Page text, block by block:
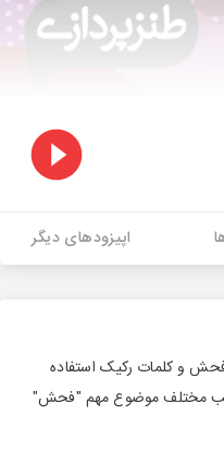
اپیزودهای دیگر
و کلمات رکیک استفاده
مختلف موضوع مهم "فحش"